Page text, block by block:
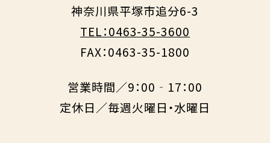
神奈川県平塚市追分6-3
TEL：0463-35-3600
FAX：0463-35-1800
営業時間／9：00‐17：00
定休日／毎週火曜日・水曜日